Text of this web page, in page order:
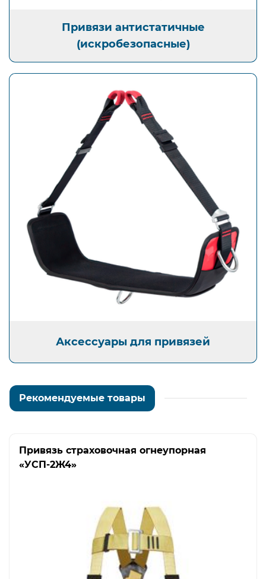
Привязи антистатичные
(искробезопасные)
Открыть изображение
Аксессуары для привязей
Аксессуары для привязей
Рекомендуемые товары
Привязь страховочная огнеупорная
«УСП-2Ж4»